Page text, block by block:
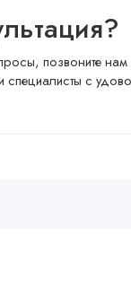
позвоните
специалисты с